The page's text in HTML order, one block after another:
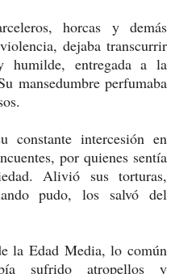
horcas y demás
dejaba transcurrir
humilde, entregada a la
mansedumbre perfumaba
constante intercesión en
por quienes sentía
Alivió sus torturas,
pudo, los salvó del
la Edad Media, lo común
sufrido atropellos y